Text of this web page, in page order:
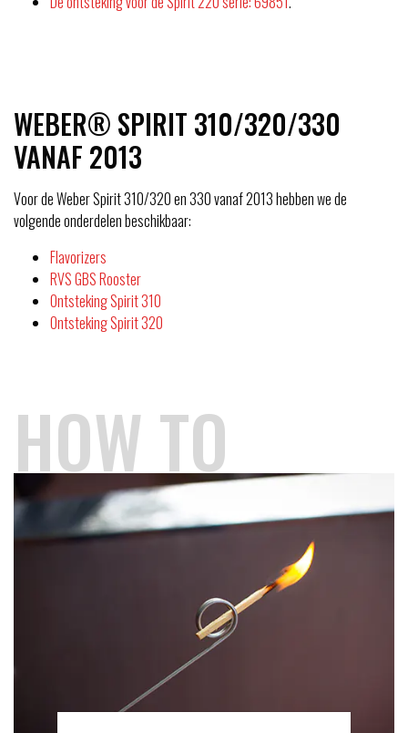
WEBER® SPIRIT 310/320/330
VANAF 2013
Voor de Weber Spirit 310/320 en 330 vanaf 2013 hebben we de
volgende onderdelen beschikbaar:
Flavorizers
RVS GBS Rooster
Ontsteking Spirit 310
Ontsteking Spirit 320
HOW TO